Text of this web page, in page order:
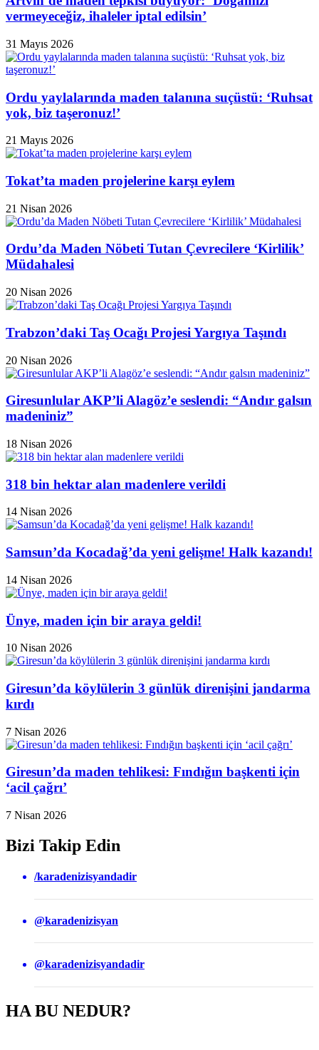
vermeyeceğiz, ihaleler iptal edilsin’
31 Mayıs 2026
Ordu yaylalarında maden talanına suçüstü: ‘Ruhsat
yok, biz taşeronuz!’
21 Mayıs 2026
Tokat’ta maden projelerine karşı eylem
21 Nisan 2026
Ordu’da Maden Nöbeti Tutan Çevrecilere ‘Kirlilik’
Müdahalesi
20 Nisan 2026
Trabzon’daki Taş Ocağı Projesi Yargıya Taşındı
20 Nisan 2026
Giresunlular AKP’li Alagöz’e seslendi: “Andır galsın
madeniniz”
18 Nisan 2026
318 bin hektar alan madenlere verildi
14 Nisan 2026
Samsun’da Kocadağ’da yeni gelişme! Halk kazandı!
14 Nisan 2026
Ünye, maden için bir araya geldi!
10 Nisan 2026
Giresun’da köylülerin 3 günlük direnişini jandarma
kırdı
7 Nisan 2026
Giresun’da maden tehlikesi: Fındığın başkenti için
‘acil çağrı’
7 Nisan 2026
Bizi Takip Edin
/karadenizisyandadir
@karadenizisyan
@karadenizisyandadir
HA BU NEDUR?